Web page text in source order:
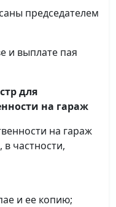
председателем
и выплате пая
для
на гараж
на гараж
частности,
и ее копию;